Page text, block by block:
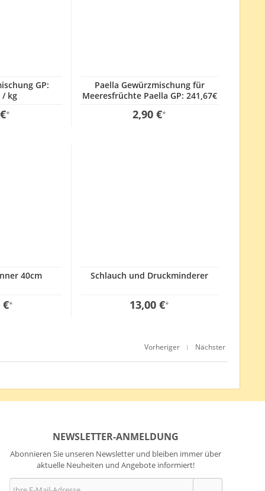
GP:
/ kg
*
Paella Gewürzmischung für
Meeresfrüchte Paella GP: 241,67€
2,90 €*
40cm
€*
Schlauch und Druckminderer
13,00 €*
Vorheriger | Nächster
NEWSLETTER-ANMELDUNG
Abonnieren Sie unseren Newsletter und bleiben immer über
aktuelle Neuheiten und Angebote informiert!